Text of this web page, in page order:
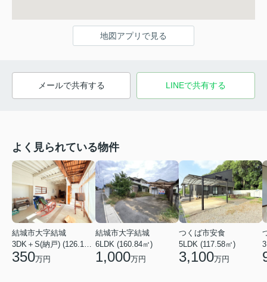
地図アプリで見る
メールで共有する LINEで共有する
よく見られている物件
結城市大字結城
3DK＋S(納戸) (126.19㎡)
350万円
結城市大字結城
6LDK (160.84㎡)
1,000万円
つくば市安食
5LDK (117.58㎡)
3,100万円